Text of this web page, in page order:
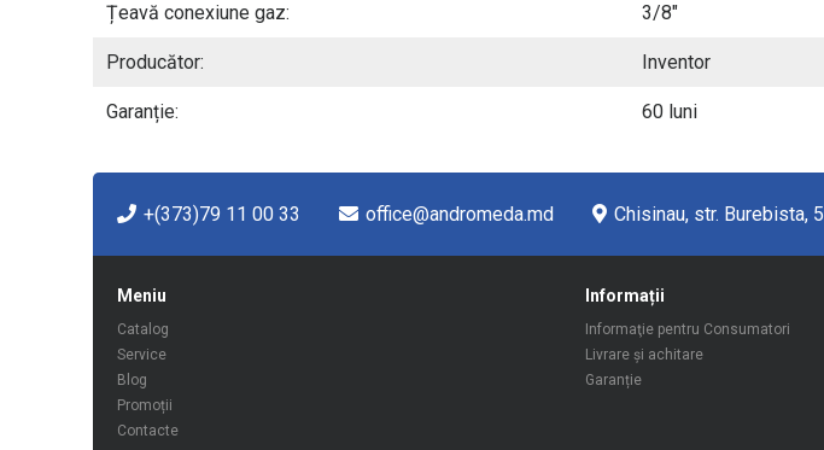
Țeavă conexiune gaz: 3/8"
Producător: Inventor
Garanție: 60 luni
+(373)79 11 00 33 office@andromeda.md Chisinau, str. Burebista, 5
Meniu
Catalog
Service
Blog
Promoții
Contacte
Informații
Informaţie pentru Consumatori
Livrare şi achitare
Garanție